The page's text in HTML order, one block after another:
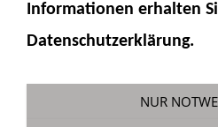
Steinschlagschutz
Fumotec»
Informationen erhalten
Datenschutzerklärung.
NUR